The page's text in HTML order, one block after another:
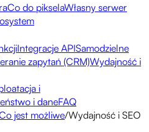
Co do pikselaWłasny serwer
Integracje APISamodzielne
zapytań (CRM)Wydajność i
i
i daneFAQ
jest możliwe/Wydajność i SEO